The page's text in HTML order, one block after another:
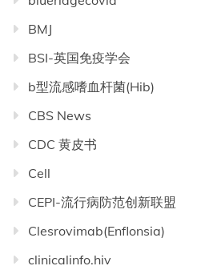
BMJ
BSI-英国免疫学会
b型流感嗜血杆菌(Hib)
CBS News
CDC 黄皮书
Cell
CEPI-流行病防范创新联盟
Clesrovimab(Enflonsia)
clinicalinfo.hiv